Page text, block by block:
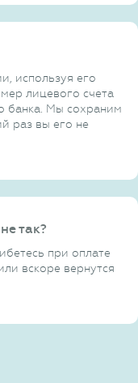
используя его
лицевого счета
банка. Мы сохраним
раз вы его не
так?
при оплате
вскоре вернутся